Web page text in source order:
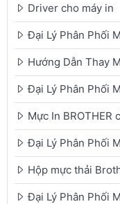
Driver cho máy in
Đại Lý Phân Phối
Hướng Dẫn Thay
Đại Lý Phân Phối
Mực In BROTHER
Đại Lý Phân Phối
Hộp mực thải
Đại Lý Phân Phối